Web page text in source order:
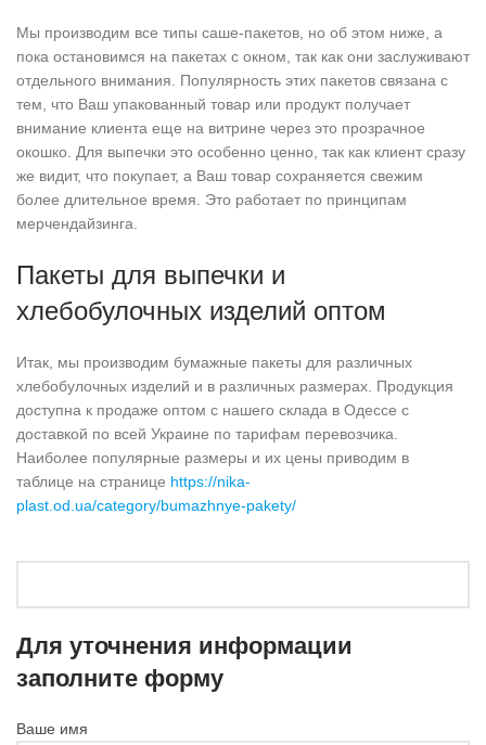
Мы производим все типы саше-пакетов, но об этом ниже, а
пока остановимся на пакетах с окном, так как они заслуживают
отдельного внимания. Популярность этих пакетов связана с
тем, что Ваш упакованный товар или продукт получает
внимание клиента еще на витрине через это прозрачное
окошко. Для выпечки это особенно ценно, так как клиент сразу
же видит, что покупает, а Ваш товар сохраняется свежим
более длительное время. Это работает по принципам
мерчендайзинга.
Пакеты для выпечки и
хлебобулочных изделий оптом
Итак, мы производим бумажные пакеты для различных
хлебобулочных изделий и в различных размерах. Продукция
доступна к продаже оптом с нашего склада в Одессе с
доставкой по всей Украине по тарифам перевозчика.
Наиболее популярные размеры и их цены приводим в
таблице на странице https://nika-
plast.od.ua/category/bumazhnye-pakety/
Для уточнения информации
заполните форму
Ваше имя